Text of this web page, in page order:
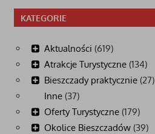
KATEGORIE
Aktualności (619)
Atrakcje Turystyczne (134)
Bieszczady praktycznie (27)
Inne (37)
Oferty Turystyczne (179)
Okolice Bieszczadów (39)